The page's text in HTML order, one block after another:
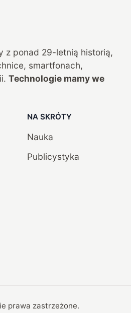
z ponad 29-letnią historią,
smartfonach,
Technologie mamy we
NA SKRÓTY
Nauka
Publicystyka
prawa zastrzeżone.